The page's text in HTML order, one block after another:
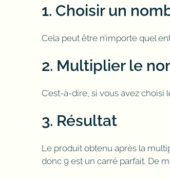
1. Choisir un
Cela peut être n’importe quel
2. Multiplier le
C’est-à-dire, si vous avez choisi
3. Résultat
Le produit obtenu après la
donc 9 est un carré parfait. De